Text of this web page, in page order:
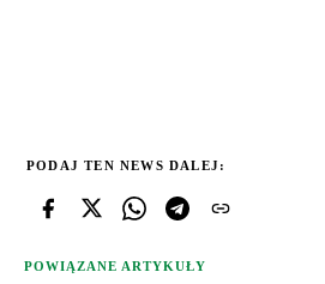
PODAJ TEN NEWS DALEJ:
POWIĄZANE ARTYKUŁY